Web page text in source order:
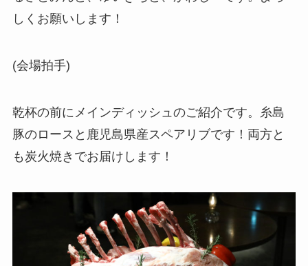
しくお願いします！
(会場拍手)
乾杯の前にメインディッシュのご紹介です。糸島
豚のロースと鹿児島県産スペアリブです！両方と
も炭火焼きでお届けします！